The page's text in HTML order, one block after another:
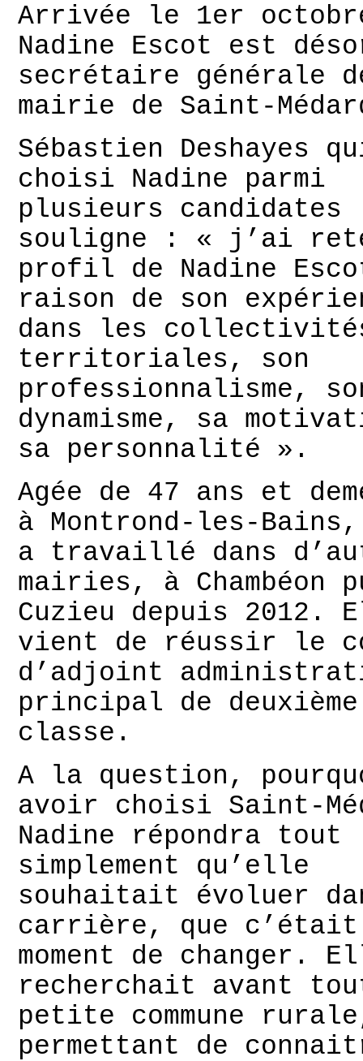
Arrivée le 1er
Nadine Escot est
secrétaire générale
mairie de Saint-
Sébastien Deshayes
choisi Nadine parmi
plusieurs candidates
souligne : « j’ai
profil de Nadine
raison de son
dans les
territoriales, son
professionnalisme,
dynamisme, sa
sa personnalité ».
Agée de 47 ans et
à Montrond-les-Bains,
a travaillé dans
mairies, à Chambéon
Cuzieu depuis 2012.
vient de réussir le
d’adjoint
principal de deuxième
classe.
A la question,
avoir choisi Saint-
Nadine répondra tout
simplement qu’elle
souhaitait évoluer
carrière, que
moment de changer.
recherchait avant
petite commune
permettant de